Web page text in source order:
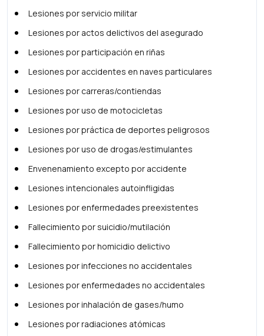
Lesiones por servicio militar
Lesiones por actos delictivos del asegurado
Lesiones por participación en riñas
Lesiones por accidentes en naves particulares
Lesiones por carreras/contiendas
Lesiones por uso de motocicletas
Lesiones por práctica de deportes peligrosos
Lesiones por uso de drogas/estimulantes
Envenenamiento excepto por accidente
Lesiones intencionales autoinfligidas
Lesiones por enfermedades preexistentes
Fallecimiento por suicidio/mutilación
Fallecimiento por homicidio delictivo
Lesiones por infecciones no accidentales
Lesiones por enfermedades no accidentales
Lesiones por inhalación de gases/humo
Lesiones por radiaciones atómicas